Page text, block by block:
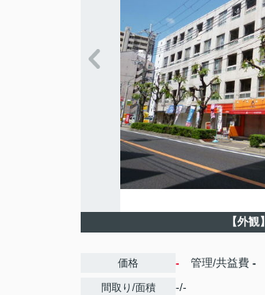
【外観】
価格 - 管理/共益費 -
間取り/面積 -/-